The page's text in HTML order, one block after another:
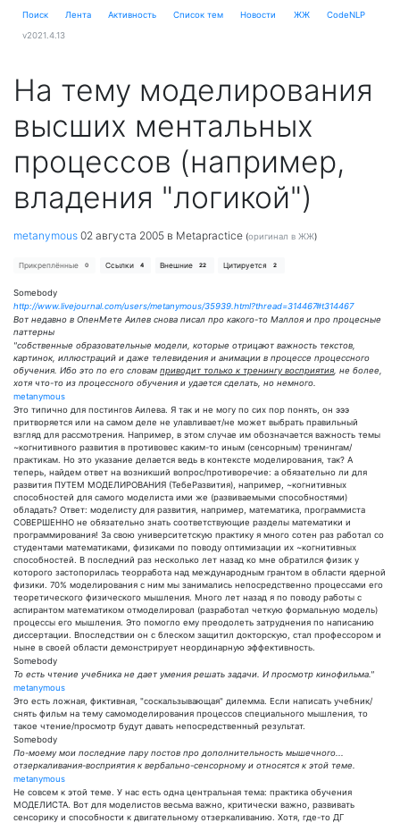
Поиск Лента Активность Cписок тем Новости ЖЖ CodeNLP
v2021.4.13
На тему моделирования
высших ментальных
процессов (например,
владения "логикой")
metanymous 02 августа 2005 в Metapractice (оригинал в ЖЖ)
Прикреплённые 0 Ссылки 4 Внешние 22 Цитируется 2
Somebody
http://www.livejournal.com/users/metanymous/35939.html?thread=314467#t314467
Вот недавно в ОпенМете Аилев снова писал про какого-то Маллоя и про процесные
паттерны
"собственные образовательные модели, которые отрицают важность текстов,
картинок, иллюстраций и даже телевидения и анимации в процессе процессного
обучения. Ибо это по его словам приводит только к тренингу восприятия , не более,
хотя что-то из процессного обучения и удается сделать, но немного.
metanymous
Это типично для постингов Аилева. Я так и не могу по сих пор понять, он эээ
притворяется или на самом деле не улавливает/не может выбрать правильный
взгляд для рассмотрения. Например, в этом случае им обозначается важность темы
~когнитивного развития в противовес каким-то иным (сенсорным) тренингам/
практикам. Но это указание делается ведь в контексте моделирования, так? А
теперь, найдем ответ на возникший вопрос/противоречие: а обязательно ли для
развития ПУТЕМ МОДЕЛИРОВАНИЯ (ТебеРазвития), например, ~когнитивных
способностей для самого моделиста ими же (развиваемыми способностями)
обладать? Ответ: моделисту для развития, например, математика, программиста
СОВЕРШЕННО не обязательно знать соответствующие разделы математики и
программирования! За свою университетскую практику я много сотен раз работал со
студентами математиками, физиками по поводу оптимизации их ~когнитивных
способностей. В последний раз несколько лет назад ко мне обратился физик у
которого застопорилась теорработа над международным грантом в области ядерной
физики. 70% моделирования с ним мы занимались непосредственно процессами его
теоретического физического мышления. Много лет назад я по поводу работы с
аспирантом математиком отмоделировал (разработал четкую формальную модель)
процессы его мышления. Это помогло ему преодолеть затруднения по написанию
диссертации. Впоследствии он с блеском защитил докторскую, стал профессором и
ныне в своей области демонстрирует неординарную эффективность.
Somebody
То есть чтение учебника не дает умения решать задачи. И просмотр кинофильма."
metanymous
Это есть ложная, фиктивная, "соскальзывающая" дилемма. Если написать учебник/
снять фильм на тему самомоделирования процессов специального мышления, то
такое чтение/просмотр будут давать непосредственный результат.
Somebody
По-моему мои последние пару постов про дополнительность мышечного...
отзеркаливания-восприятия к вербально-сенсорному и относятся к этой теме.
metanymous
Не совсем к этой теме. У нас есть одна центральная тема: практика обучения
МОДЕЛИСТА. Вот для моделистов весьма важно, критически важно, развивать
сенсорику и способности к двигательному отзеркаливанию. Хотя, где-то ДГ